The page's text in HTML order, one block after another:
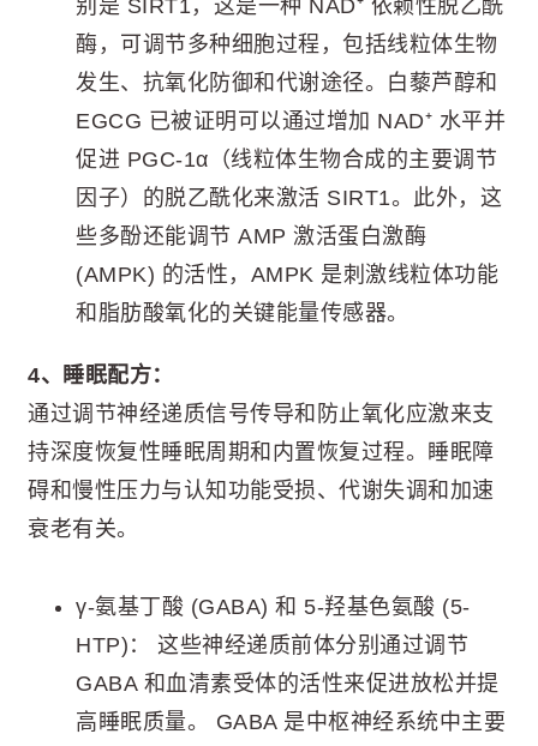
别是 SIRT1，这是一种 NAD⁺ 依赖性脱乙酰
酶，可调节多种细胞过程，包括线粒体生物
发生、抗氧化防御和代谢途径。白藜芦醇和
EGCG 已被证明可以通过增加 NAD⁺ 水平并
促进 PGC-1α（线粒体生物合成的主要调节
因子）的脱乙酰化来激活 SIRT1。此外，这
些多酚还能调节 AMP 激活蛋白激酶
(AMPK) 的活性，AMPK 是刺激线粒体功能
和脂肪酸氧化的关键能量传感器。
4、睡眠配方：
通过调节神经递质信号传导和防止氧化应激来支
持深度恢复性睡眠周期和内置恢复过程。睡眠障
碍和慢性压力与认知功能受损、代谢失调和加速
衰老有关。
γ-氨基丁酸 (GABA) 和 5-羟基色氨酸 (5-
HTP)： 这些神经递质前体分别通过调节
GABA 和血清素受体的活性来促进放松并提
高睡眠质量。 GABA 是中枢神经系统中主要